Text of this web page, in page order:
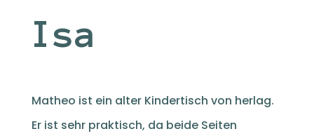
Isa
Matheo ist ein alter Kindertisch von herlag.
Er ist sehr praktisch, da beide Seiten